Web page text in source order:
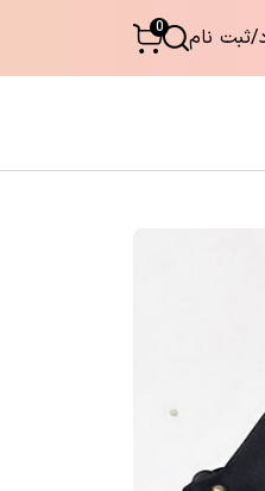
/ثبت نام 0